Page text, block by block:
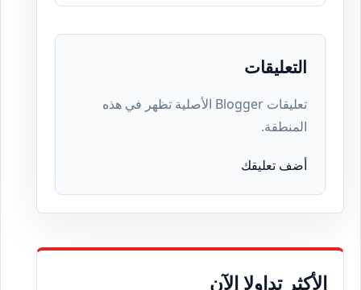
التعليقات
تعليقات Blogger الأصلية تظهر في هذه
المنطقة.
أضف تعليقك
الأكثر تداولا الآن